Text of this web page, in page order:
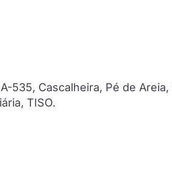
535, Cascalheira, Pé de
TISO.